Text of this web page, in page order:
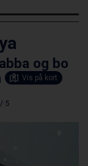
og bo
Vis på kort
/ 5